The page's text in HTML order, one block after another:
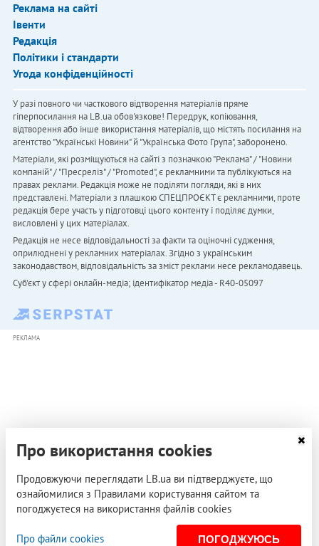
Реклама на сайті
Івенти
Редакція
Політики і стандарти
Угода конфіденційності
У разі повного чи часткового відтворення матеріалів пряме
гіперпосилання на LB.ua обов'язкове! Передрук, копіювання,
відтворення або інше використання матеріалів, що містять посилання на
агентство "Українськi Новини" й "Українська Фото Група", заборонено.
Матеріали, які розміщуються на сайті з позначкою "Реклама" / "Новини
компаній" / "Пресреліз" / "Promoted", є рекламними та публікуються на
правах реклами. Редакція може не поділяти погляди, які в них
представлені. Матеріали з плашкою СПЕЦПРОЄКТ є рекламними, проте
редакція бере участь у підготовці цього контенту і поділяє думки,
висловлені у цих матеріалах.
Редакція не несе відповідальності за факти та оціночні судження,
оприлюднені у рекламних матеріалах. Згідно з українським
законодавством, відповідальність за зміст реклами несе рекламодавець.
Cуб'єкт у сфері онлайн-медіа; ідентифікатор медіа - R40-05097
РЕКЛАМА
Про використання cookies
Продовжуючи переглядати LB.ua ви підтверджуєте, що
ознайомилися з Правилами користування сайтом та
погоджуєтеся на використання файлів cookies
Про файли cookies ПОГОДЖУЮСЬ